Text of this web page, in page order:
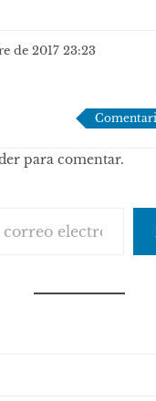
de 2017 23:23
para comentar.